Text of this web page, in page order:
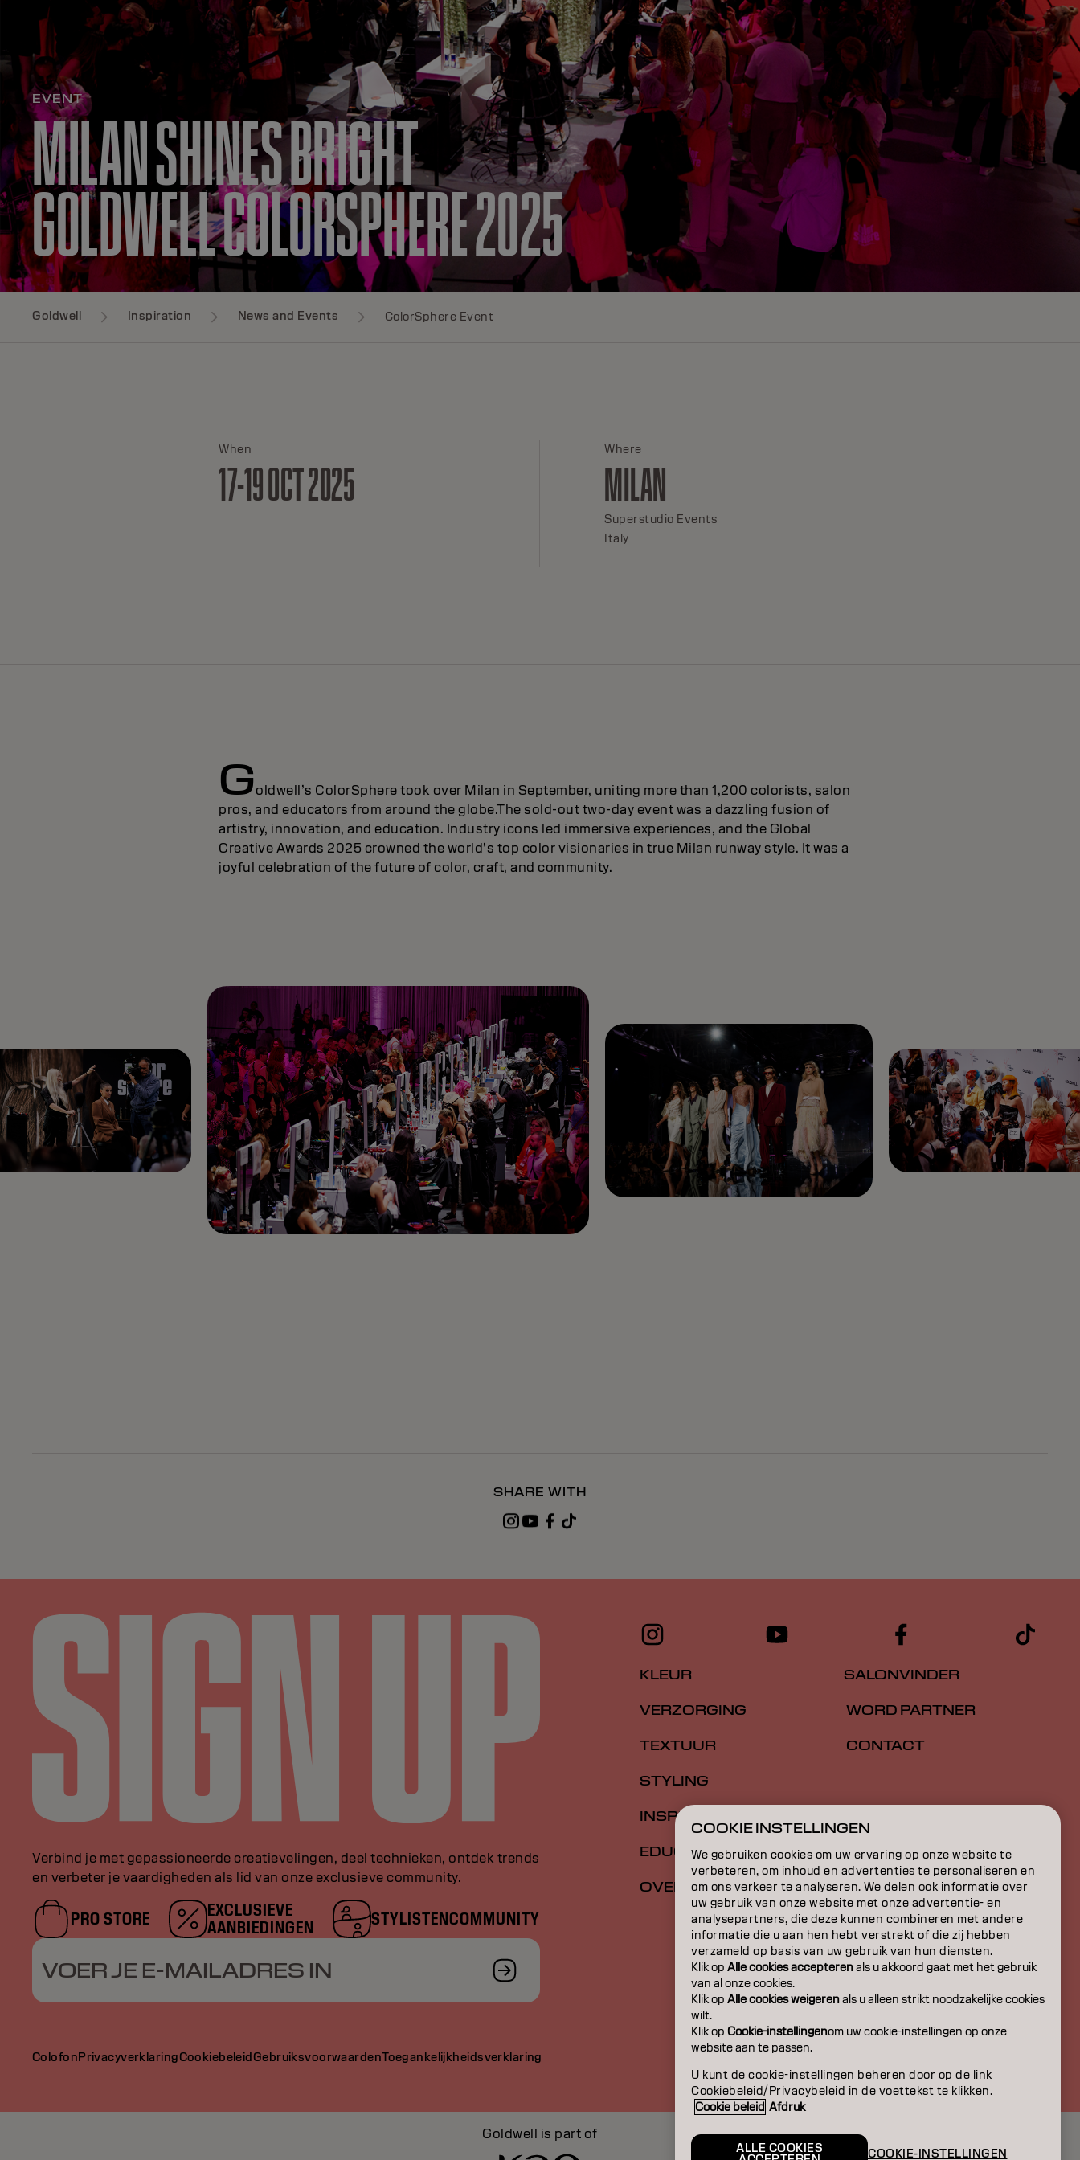
EVENT
MILAN SHINES BRIGHT
GOLDWELL COLORSPHERE 2025
Goldwell Inspiration News and Events ColorSphere Event
When
17-19 OCT 2025
Where
MILAN
Superstudio Events
Italy
Goldwell’s ColorSphere took over Milan in September, uniting more than 1,200 colorists, salon
pros, and educators from around the globe.The sold-out two-day event was a dazzling fusion of
artistry, innovation, and education. Industry icons led immersive experiences, and the Global
Creative Awards 2025 crowned the world’s top color visionaries in true Milan runway style. It was a
joyful celebration of the future of color, craft, and community.
SHARE WITH
Verbind je met gepassioneerde creatievelingen, deel technieken, ontdek trends
en verbeter je vaardigheden als lid van onze exclusieve community.
PRO STORE
EXCLUSIEVE
AANBIEDINGEN
STYLISTENCOMMUNITY
VOER JE E-MAILADRES IN
KLEUR
VERZORGING
TEXTUUR
STYLING
INSPIRATIE
EDUCATION
OVER
SALONVINDER
WORD PARTNER
CONTACT
ColofonPrivacyverklaringCookiebeleid GebruiksvoorwaardenToegankelijkheidsverklaring
Goldwell is part of
COOKIE INSTELLINGEN
We gebruiken cookies om uw ervaring op onze website te
verbeteren, om inhoud en advertenties te personaliseren en
om ons verkeer te analyseren. We delen ook informatie over
uw gebruik van onze website met onze advertentie- en
analysepartners, die deze kunnen combineren met andere
informatie die u aan hen hebt verstrekt of die zij hebben
verzameld op basis van uw gebruik van hun diensten.
Klik op Alle cookies accepterenals u akkoord gaat met het gebruik
van al onze cookies.
Klik op Alle cookies weigerenals u alleen strikt noodzakelijke cookies
wilt.
Klik op Cookie-instellingenom uw cookie-instellingen op onze
website aan te passen.
U kunt de cookie-instellingen beheren door op de link
Cookiebeleid/Privacybeleid in de voettekst te klikken.
Cookie beleid Afdruk
COOKIE-INSTELLINGEN
ALLE COOKIES